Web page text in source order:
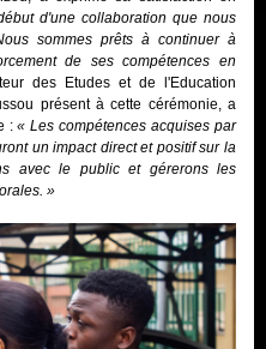
d'une collaboration que nous
sommes prêts à continuer à
de ses compétences en
des Etudes et de l'Education
présent à cette cérémonie, a
:« Les compétences acquises par
un impact direct et positif sur la
avec le public et gérerons les
»